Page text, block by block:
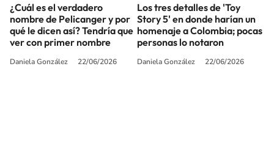
¿Cuál es el verdadero
nombre de Pelicanger y por
qué le dicen así? Tendría que
ver con primer nombre
Daniela González 22/06/2026
Los tres detalles de 'Toy
Story 5' en donde harían un
homenaje a Colombia; pocas
personas lo notaron
Daniela González 22/06/2026